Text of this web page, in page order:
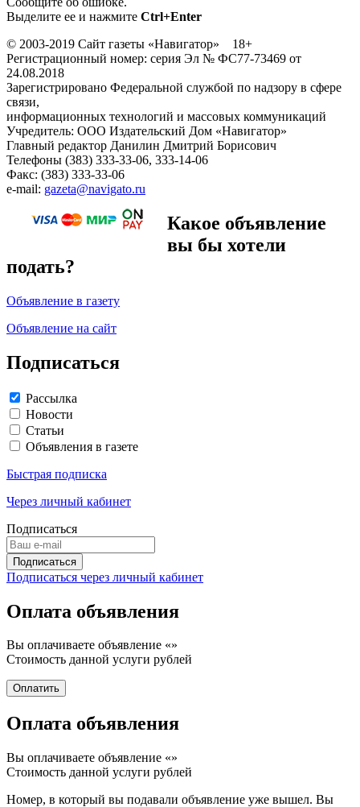
Выделите ее и нажмите Ctrl+Enter
© 2003-2019 Сайт газеты «Навигатор» 18+
Регистрационный номер: серия Эл № ФС77-73469 от
24.08.2018
Зарегистрировано Федеральной службой по надзору в сфере
связи,
информационных технологий и массовых коммуникаций
Учредитель: ООО Издательский Дом «Навигатор»
Главный редактор Данилин Дмитрий Борисович
Телефоны (383) 333-33-06, 333-14-06
Факс: (383) 333-33-06
e-mail: gazeta@navigato.ru
Какое объявление
вы бы хотели
подать?
Объявление в газету
Объявление на сайт
Подписаться
Рассылка
Новости
Статьи
Объявления в газете
Быстрая подписка
Через личный кабинет
Подписаться
Подписаться через личный кабинет
Оплата объявления
Вы оплачиваете объявление «»
Стоимость данной услуги рублей
Оплата объявления
Вы оплачиваете объявление «»
Стоимость данной услуги рублей
Номер, в который вы подавали объявление уже вышел. Вы